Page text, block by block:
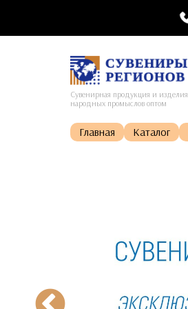
Сувенирная продукция и изделия
народных промыслов оптом
Главная Каталог